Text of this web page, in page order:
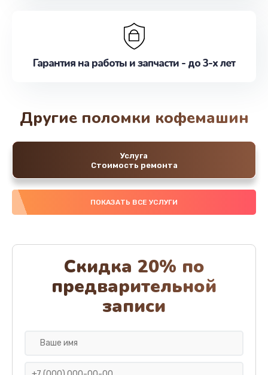
Гарантия на работы и запчасти - до 3-х лет
Другие поломки кофемашин
Услуга
Стоимость ремонта
ПОКАЗАТЬ ВСЕ УСЛУГИ
Скидка 20% по
предварительной
записи